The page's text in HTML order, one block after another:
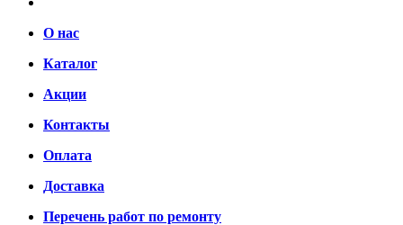
О нас
Каталог
Акции
Контакты
Оплата
Доставка
Перечень работ по ремонту